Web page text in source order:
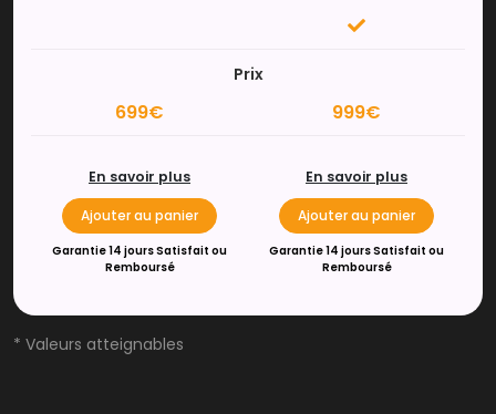
Prix
699€ 999€
En savoir plus
Ajouter au panier
Garantie 14 jours Satisfait ou
Remboursé
En savoir plus
Ajouter au panier
Garantie 14 jours Satisfait ou
Remboursé
* Valeurs atteignables